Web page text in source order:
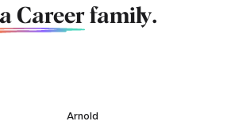
Career family.
Arnold